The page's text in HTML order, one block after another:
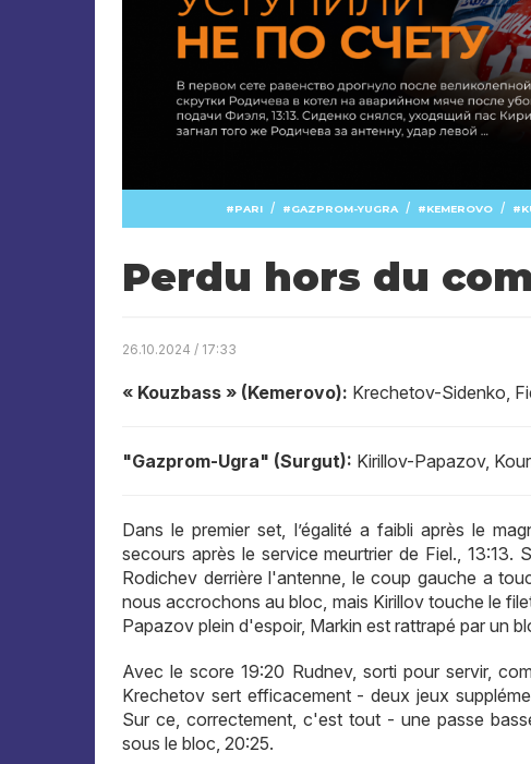
PARI / GAZPROM-YUGRA / KEMEROVO /
Perdu hors du
26.10.2024 / 17:33
« Kouzbass » (Kemerovo): Krechetov-Sidenko,
"Gazprom-Ugra" (Surgut): Kirillov-Papazov,
Dans le premier set, l’égalité a faibli après le
secours après le service meurtrier de Fiel.,
Rodichev derrière l'antenne, le coup gauche a
nous accrochons au bloc, mais Kirillov touche le
Papazov plein d'espoir, Markin est rattrapé par un
Avec le score 19:20 Rudnev, sorti pour servir,
Krechetov sert efficacement - deux jeux
Sur ce, correctement, c'est tout - une passe
sous le bloc, 20:25.